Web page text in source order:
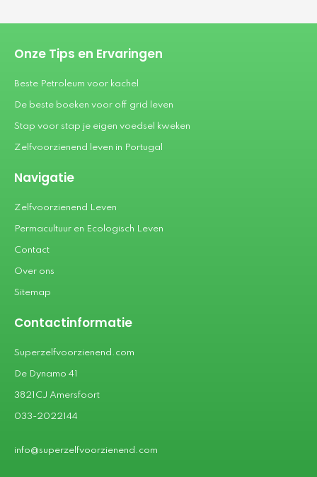
Onze Tips en Ervaringen
Beste Petroleum voor kachel
De beste boeken voor off grid leven
Stap voor stap je eigen voedsel kweken
Zelfvoorzienend leven in Portugal
Navigatie
Zelfvoorzienend Leven
Permacultuur en Ecologisch Leven
Contact
Over ons
Sitemap
Contactinformatie
Superzelfvoorzienend.com
De Dynamo 41
3821CJ Amersfoort
033-2022144
info@superzelfvoorzienend.com